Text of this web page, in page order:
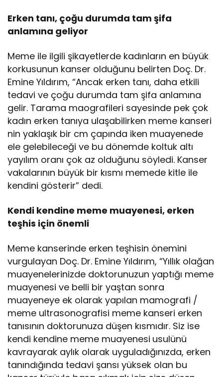
Erken tanı, çoğu durumda tam şifa
anlamına geliyor
Meme ile ilgili şikayetlerde kadınların en büyük
korkusunun kanser olduğunu belirten Doç. Dr.
Emine Yıldırım, “Ancak erken tanı, daha etkili
tedavi ve çoğu durumda tam şifa anlamına
gelir. Tarama maografileri sayesinde pek çok
kadın erken tanıya ulaşabilirken meme kanseri
nin yaklaşık bir cm çapında iken muayenede
ele gelebileceği ve bu dönemde koltuk altı
yayılım oranı çok az olduğunu söyledi. Kanser
vakalarının büyük bir kısmı memede kitle ile
kendini gösterir” dedi.
Kendi kendine meme muayenesi, erken
teşhis için önemli
Meme kanserinde erken teşhisin önemini
vurgulayan Doç. Dr. Emine Yıldırım, “Yıllık olağan
muayenelerinizde doktorunuzun yaptığı meme
muayenesi ve belli bir yaştan sonra
muayeneye ek olarak yapılan mamografi /
meme ultrasonografisi meme kanseri erken
tanısının doktorunuza düşen kısmıdır. Siz ise
kendi kendine meme muayenesi usulünü
kavrayarak aylık olarak uyguladığınızda, erken
tanındığında tedavi şansı yüksek olan bu